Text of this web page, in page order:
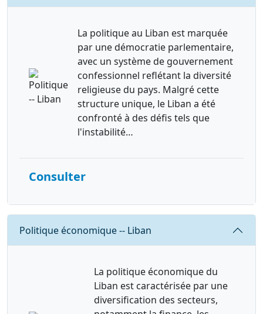
La politique au Liban est marquée
par une démocratie parlementaire,
avec un système de gouvernement
confessionnel reflétant la diversité
religieuse du pays. Malgré cette
structure unique, le Liban a été
confronté à des défis tels que
l'instabilité…
Consulter
Requête
Politique économique -- Liban
La politique économique du
Liban est caractérisée par une
diversification des secteurs,